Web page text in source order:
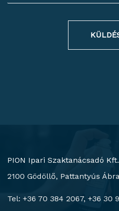
PION Ipari Szaktanácsadó Kft.
2100 Gödöllő, Pattantyús
Tel: +36 70 384 2067, +36 30